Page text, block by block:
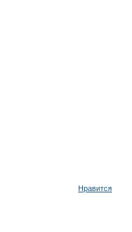
Нравится